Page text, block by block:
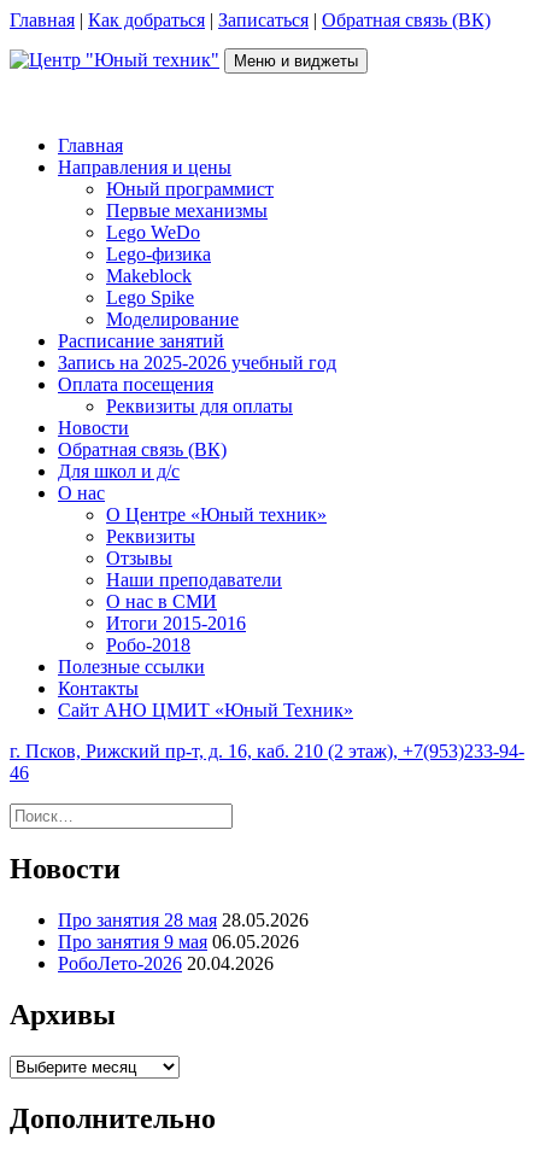
Перейти
содержимому
Главная | Как добраться | Записаться | Обратная связь (ВК)
Меню и виджеты
Главная
Направления и цены
Юный программист
Первые механизмы
Lego WeDo
Lego-физика
Makeblock
Lego Spike
Моделирование
Расписание занятий
Запись на 2025-2026 учебный год
Оплата посещения
Реквизиты для оплаты
Новости
Обратная связь (ВК)
Для школ и д/с
О нас
О Центре «Юный техник»
Реквизиты
Отзывы
Наши преподаватели
О нас в СМИ
Итоги 2015-2016
Робо-2018
Полезные ссылки
Контакты
Сайт АНО ЦМИТ «Юный Техник»
г. Псков, Рижский пр-т, д. 16, каб. 210 (2 этаж), +7(953)233-94-
46
Найти:
Новости
Про занятия 28 мая 28.05.2026
Про занятия 9 мая 06.05.2026
РобоЛето-2026 20.04.2026
Архивы
Архивы
Дополнительно